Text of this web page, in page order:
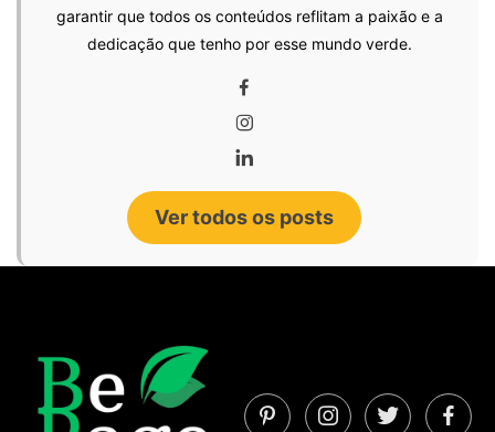
garantir que todos os conteúdos reflitam a paixão e a
dedicação que tenho por esse mundo verde.
Ver todos os posts